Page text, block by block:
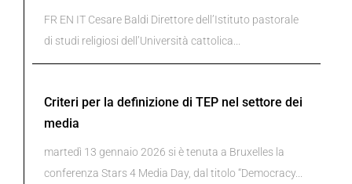
FR EN IT Cesare Baldi Direttore dell’Istituto pastorale
di studi religiosi dell’Università cattolica...
Criteri per la definizione di TEP nel settore dei
media
martedì 13 gennaio 2026 si è tenuta a Bruxelles la
conferenza Stars 4 Media Day, dal titolo “Democracy...